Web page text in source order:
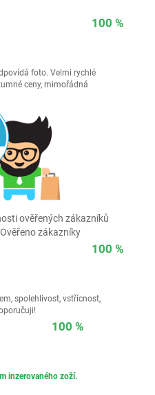
100 %
foto. Velmi rychlé
ceny, mimořádná
ověřených zákazníků
zákazníky
100 %
spolehlivost, vstřícnost,
100 %
inzerovaného zoží.